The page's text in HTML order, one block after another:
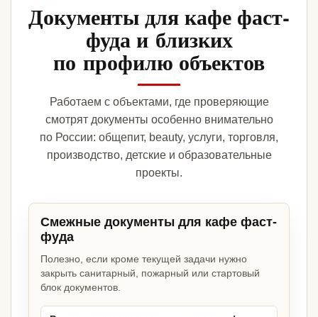
Документы для кафе фаст-
фуда и близких
по профилю объектов
Работаем с объектами, где проверяющие
смотрят документы особенно внимательно
по России: общепит, beauty, услуги, торговля,
производство, детские и образовательные
проекты.
Смежные документы для кафе фаст-
фуда
Полезно, если кроме текущей задачи нужно
закрыть санитарный, пожарный или стартовый
блок документов.